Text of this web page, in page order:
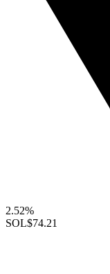
2.52%
SOL$74.21